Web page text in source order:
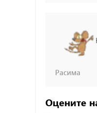
Расима
Оцените